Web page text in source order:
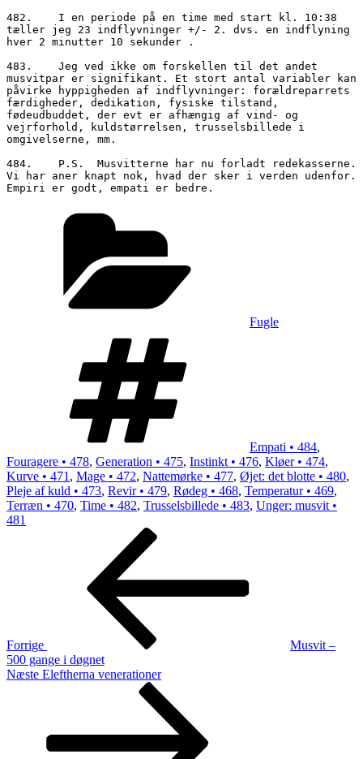
482.	I en periode på en time med start kl. 10:38
tæller jeg 23 indflyvninger +/- 2. dvs. en indflyning
hver 2 minutter 10 sekunder .
483.	Jeg ved ikke om forskellen til det andet
musvitpar er signifikant. Et stort antal variabler kan
påvirke hyppigheden af indflyvninger: forældreparrets
færdigheder, dedikation, fysiske tilstand,
fødeudbuddet, der evt er afhængig af vind- og
vejrforhold, kuldstørrelsen, trusselsbillede i
omgivelserne, mm.
484.	P.S.  Musvitterne har nu forladt redekasserne.
Vi har aner knapt nok, hvad der sker i verden udenfor.
Fugle
Empati • 484,
Fouragere • 478, Generation • 475, Instinkt • 476, Kløer • 474,
Kurve • 471 , Mage • 472, Nattemørke • 477, Øjet: det blotte • 480,
Pleje af kuld • 473, Revir • 479, Rødeg • 468, Temperatur • 469,
Terræn • 470, Time • 482, Trusselsbillede • 483, Unger: musvit •
481
Indlægsnavigation
Forrige
Musvit –
500 gange i døgnet
Næste
Næste Eleftherna venerationer